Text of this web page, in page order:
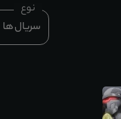
نوع
سریال ها